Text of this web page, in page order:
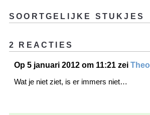
SOORTGELIJKE STUKJES
2 REACTIES
Op 5 januari 2012 om 11:21 zei Theo
Wat je niet ziet, is er immers niet…